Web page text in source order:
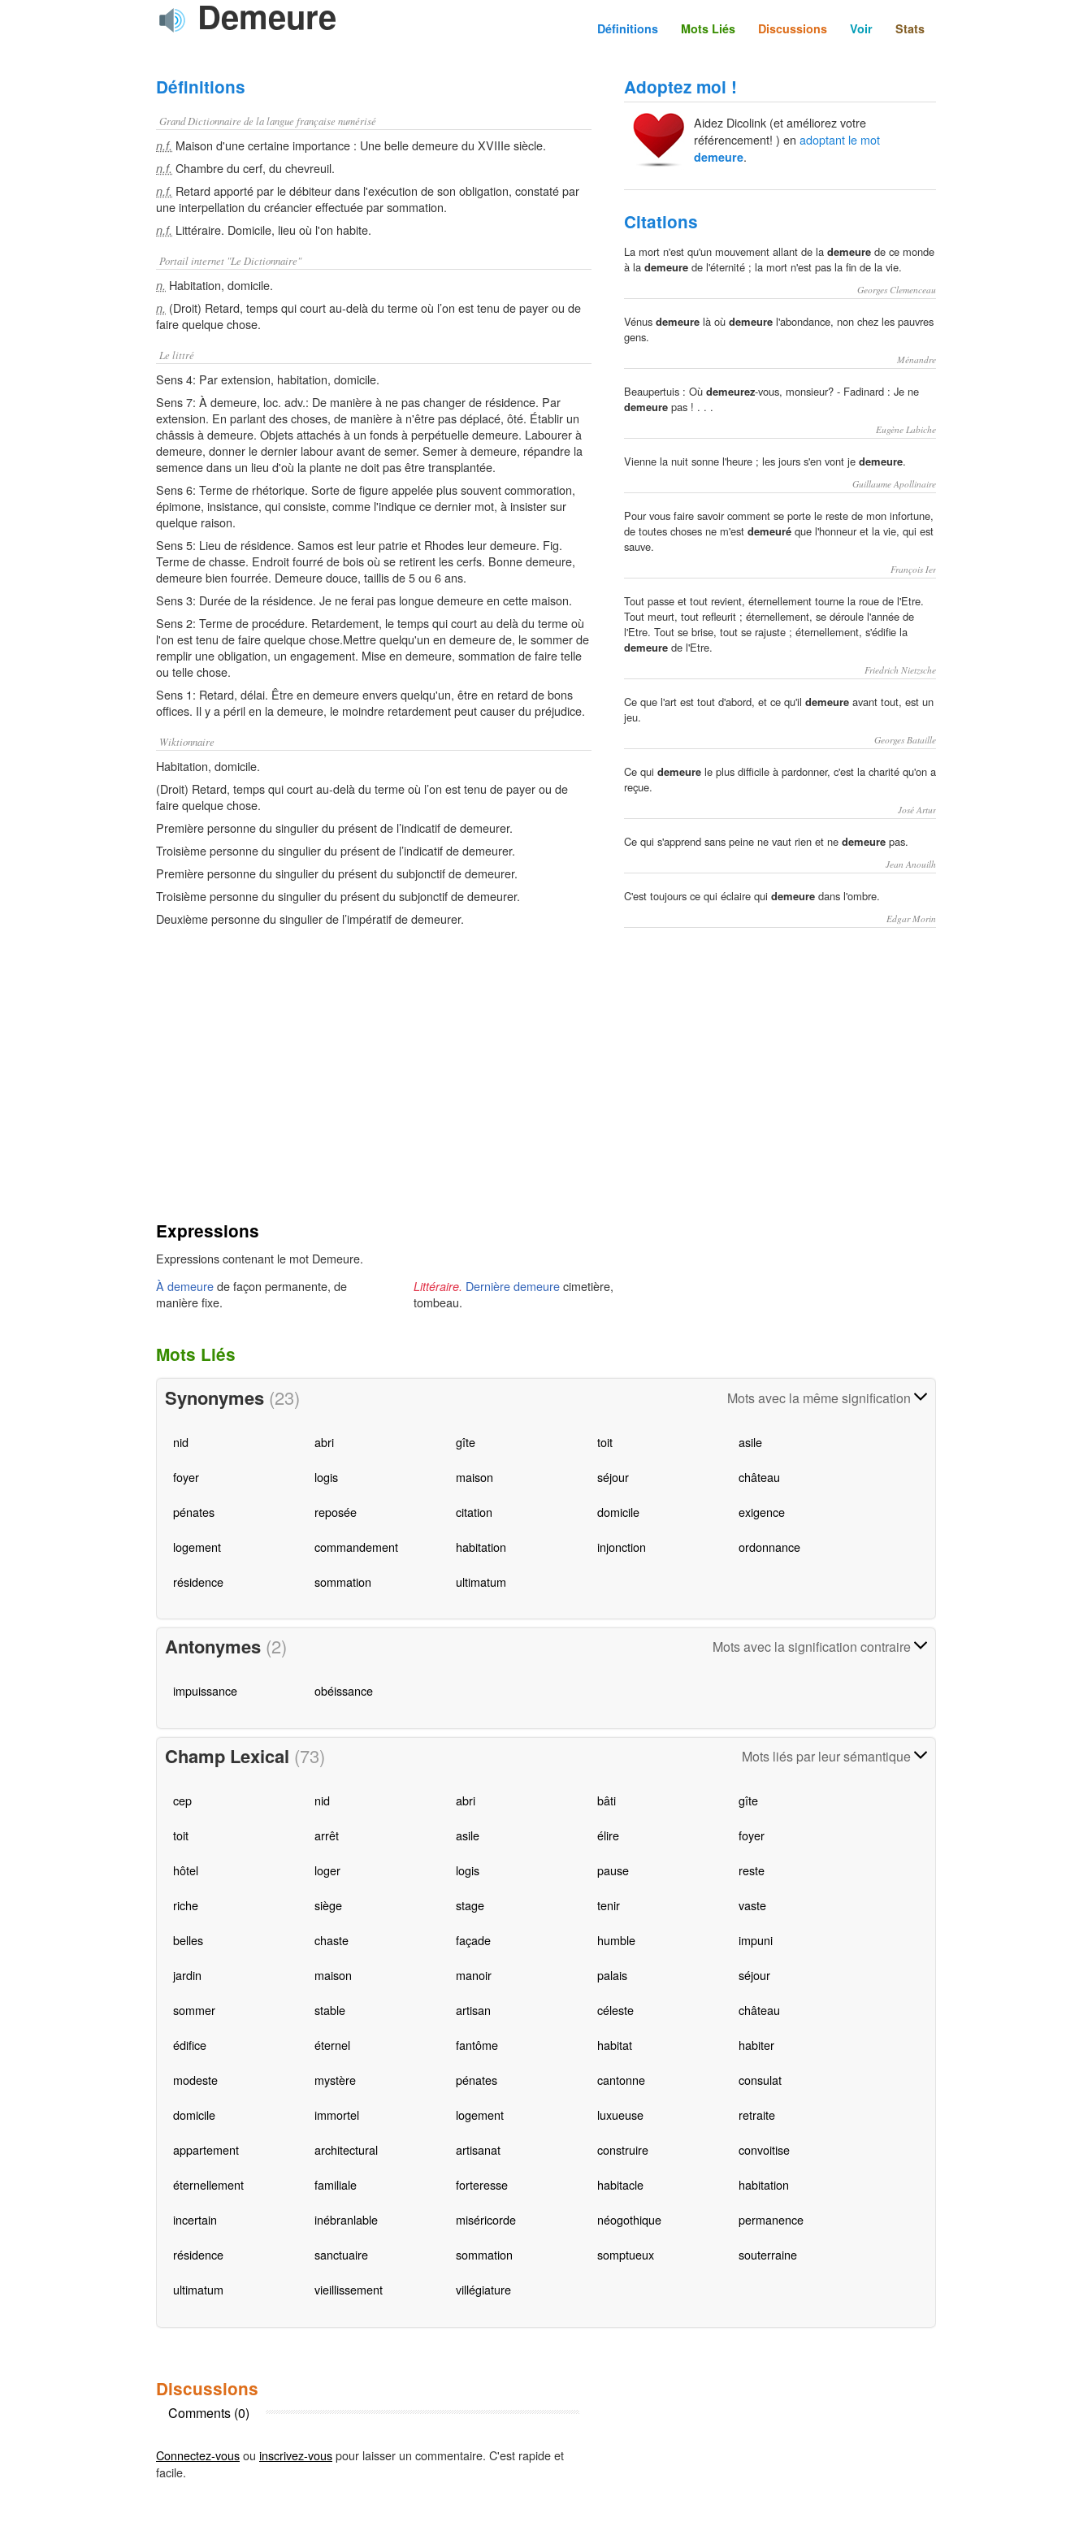
Demeure Définitions Mots Liés Discussions Voir Stats
Définitions
Grand Dictionnaire de la langue française numérisé
n.f. Maison d'une certaine importance : Une belle demeure du XVIIIe siècle.
n.f. Chambre du cerf, du chevreuil.
n.f. Retard apporté par le débiteur dans l'exécution de son obligation, constaté par
une interpellation du créancier effectuée par sommation.
n.f. Littéraire. Domicile, lieu où l'on habite.
Portail internet "Le Dictionnaire"
n. Habitation, domicile.
n. (Droit) Retard, temps qui court au-delà du terme où l’on est tenu de payer ou de
faire quelque chose.
Le littré
Sens 4: Par extension, habitation, domicile.
Sens 7: À demeure, loc. adv.: De manière à ne pas changer de résidence. Par
extension. En parlant des choses, de manière à n'être pas déplacé, ôté. Établir un
châssis à demeure. Objets attachés à un fonds à perpétuelle demeure. Labourer à
demeure, donner le dernier labour avant de semer. Semer à demeure, répandre la
semence dans un lieu d'où la plante ne doit pas être transplantée.
Sens 6: Terme de rhétorique. Sorte de figure appelée plus souvent commoration,
épimone, insistance, qui consiste, comme l'indique ce dernier mot, à insister sur
quelque raison.
Sens 5: Lieu de résidence. Samos est leur patrie et Rhodes leur demeure. Fig.
Terme de chasse. Endroit fourré de bois où se retirent les cerfs. Bonne demeure,
demeure bien fourrée. Demeure douce, taillis de 5 ou 6 ans.
Sens 3: Durée de la résidence. Je ne ferai pas longue demeure en cette maison.
Sens 2: Terme de procédure. Retardement, le temps qui court au delà du terme où
l'on est tenu de faire quelque chose.Mettre quelqu'un en demeure de, le sommer de
remplir une obligation, un engagement. Mise en demeure, sommation de faire telle
ou telle chose.
Sens 1: Retard, délai. Être en demeure envers quelqu'un, être en retard de bons
offices. Il y a péril en la demeure, le moindre retardement peut causer du préjudice.
Wiktionnaire
Habitation, domicile.
(Droit) Retard, temps qui court au-delà du terme où l’on est tenu de payer ou de
faire quelque chose.
Première personne du singulier du présent de l’indicatif de demeurer.
Troisième personne du singulier du présent de l’indicatif de demeurer.
Première personne du singulier du présent du subjonctif de demeurer.
Troisième personne du singulier du présent du subjonctif de demeurer.
Deuxième personne du singulier de l’impératif de demeurer.
Adoptez moi !
Aidez Dicolink (et améliorez votre
référencement! ) en adoptant le mot
demeure.
Citations
La mort n'est qu'un mouvement allant de la demeure de ce monde
à la demeure de l'éternité ; la mort n'est pas la fin de la vie.
Georges Clemenceau
Vénus demeure là où demeure l'abondance, non chez les pauvres
gens.
Ménandre
Beaupertuis : Où demeurez-vous, monsieur? - Fadinard : Je ne
demeure pas ! . . .
Eugène Labiche
Vienne la nuit sonne l'heure ; les jours s'en vont je demeure.
Guillaume Apollinaire
Pour vous faire savoir comment se porte le reste de mon infortune,
de toutes choses ne m'est demeuré que l'honneur et la vie, qui est
sauve.
François Ier
Tout passe et tout revient, éternellement tourne la roue de l'Etre.
Tout meurt, tout refleurit ; éternellement, se déroule l'année de
l'Etre. Tout se brise, tout se rajuste ; éternellement, s'édifie la
demeure de l'Etre.
Friedrich Nietzsche
Ce que l'art est tout d'abord, et ce qu'il demeure avant tout, est un
jeu.
Georges Bataille
Ce qui demeure le plus difficile à pardonner, c'est la charité qu'on a
reçue.
José Artur
Ce qui s'apprend sans peine ne vaut rien et ne demeure pas.
Jean Anouilh
C'est toujours ce qui éclaire qui demeure dans l'ombre.
Edgar Morin
Expressions
Expressions contenant le mot Demeure.
À demeurede façon permanente, de
manière fixe.
Littéraire. Dernière demeure cimetière,
tombeau.
Mots Liés
Synonymes (23) Mots avec la même signification
nid abri gîte toit asile
foyer logis maison séjour château
pénates reposée citation domicile exigence
logement commandement habitation injonction ordonnance
résidence sommation ultimatum
Antonymes (2) Mots avec la signification contraire
impuissance obéissance
Champ Lexical (73) Mots liés par leur sémantique
cep nid abri bâti gîte
toit arrêt asile élire foyer
hôtel loger logis pause reste
riche siège stage tenir vaste
belles chaste façade humble impuni
jardin maison manoir palais séjour
sommer stable artisan céleste château
édifice éternel fantôme habitat habiter
modeste mystère pénates cantonne consulat
domicile immortel logement luxueuse retraite
appartement architectural artisanat construire convoitise
éternellement familiale forteresse habitacle habitation
incertain inébranlable miséricorde néogothique permanence
résidence sanctuaire sommation somptueux souterraine
ultimatum vieillissement villégiature
Discussions
Comments (0)
Connectez-vousou inscrivez-vouspour laisser un commentaire. C'est rapide et
facile.